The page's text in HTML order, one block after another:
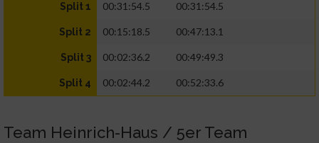
Split 1 00:31:54.5 00:31:54.5
Split 2 00:15:18.5 00:47:13.1
Split 3 00:02:36.2 00:49:49.3
Split 4 00:02:44.2 00:52:33.6
Team Heinrich-Haus / 5er Team